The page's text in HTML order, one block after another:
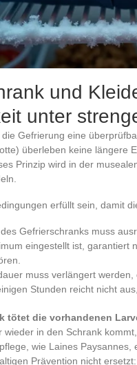
und
unter
Gefrierung eine
überleben keine längere
Prinzip wird in der
erfüllt sein, damit
Gefrierschranks muss
eingestellt ist, garantiert
muss verlängert
Stunden reicht nicht
tötet die vorhandenen
wieder in den Schrank
wie Laines
Prävention nicht